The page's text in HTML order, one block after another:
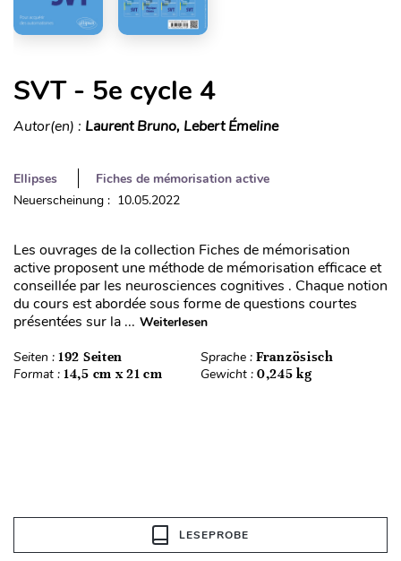
SVT - 5e cycle 4
Autor(en) : Laurent Bruno, Lebert Émeline
Ellipses
Fiches de mémorisation active
Neuerscheinung : 10.05.2022
Les ouvrages de la collection Fiches de mémorisation
active proposent une méthode de mémorisation efficace et
conseillée par les neurosciences cognitives . Chaque notion
du cours est abordée sous forme de questions courtes
présentées sur la ... Weiterlesen
Seiten : 192 Seiten Sprache : Französisch
Format : 14,5 cm x 21 cm Gewicht : 0,245 kg
LESEPROBE